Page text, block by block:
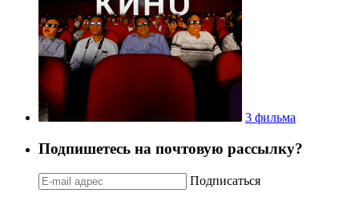
3 фильма
Подпишетесь на почтовую рассылку?
Подписаться